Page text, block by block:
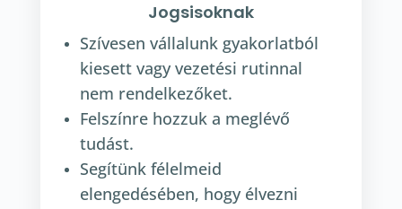
Jogsisoknak
Szívesen vállalunk gyakorlatból
kiesett vagy vezetési rutinnal
nem rendelkezőket.
Felszínre hozzuk a meglévő
tudást.
Segítünk félelmeid
elengedésében, hogy élvezni